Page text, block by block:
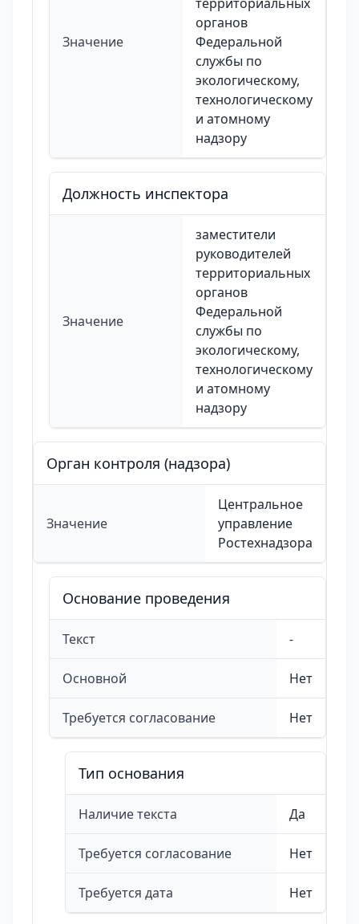
Значение
органов
Федеральной
службы по
экологическому,
технологическому
и атомному
надзору
Должность инспектора
Значение
заместители
руководителей
территориальных
органов
Федеральной
службы по
экологическому,
технологическому
и атомному
надзору
Орган контроля (надзора)
Значение
Центральное
управление
Ростехнадзора
Основание проведения
Текст -
Основной Нет
Требуется согласование Нет
Тип основания
Наличие текста Да
Требуется согласование Нет
Требуется дата Нет